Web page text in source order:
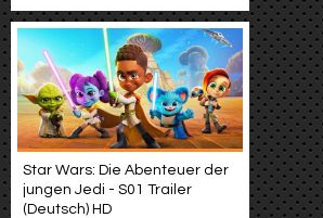
Star Wars: Die Abenteuer der
jungen Jedi - S01 Trailer
(Deutsch) HD